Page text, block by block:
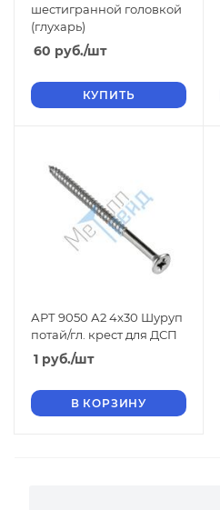
шестигранной головкой
(глухарь)
60 руб./шт
КУПИТЬ
АРТ 9050 А2 4х30 Шуруп
потай/гл. крест для ДСП
1 руб./шт
В КОРЗИНУ